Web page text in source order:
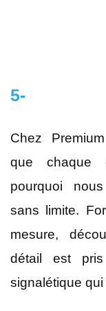
5-
Chez
que chaque
pourquoi
sans limite.
mesure,
détail est
signalétique